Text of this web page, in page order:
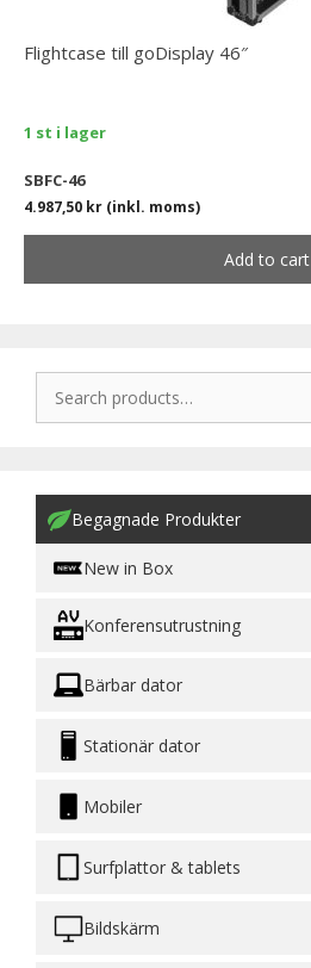
Flightcase till goDisplay 46″
1 st i lager
SBFC-46
4.987,50 kr (inkl. moms)
Add to cart
Begagnade Produkter
New in Box
Konferensutrustning
Bärbar dator
Stationär dator
Mobiler
Surfplattor & tablets
Bildskärm